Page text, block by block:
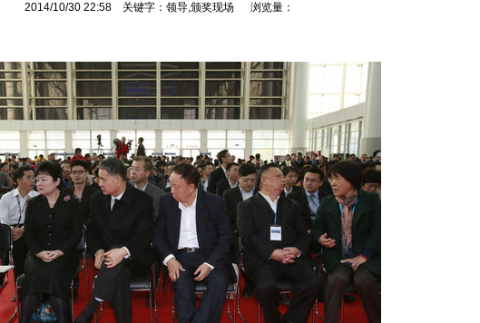
2014/10/30 22:58 关键字：领导,颁奖现场 浏览量：